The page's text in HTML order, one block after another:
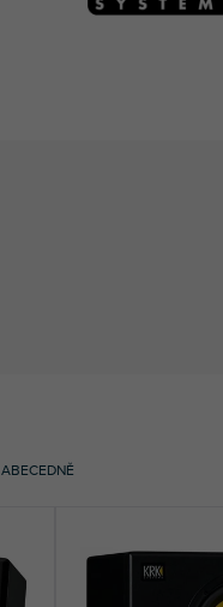
ABECEDNĚ